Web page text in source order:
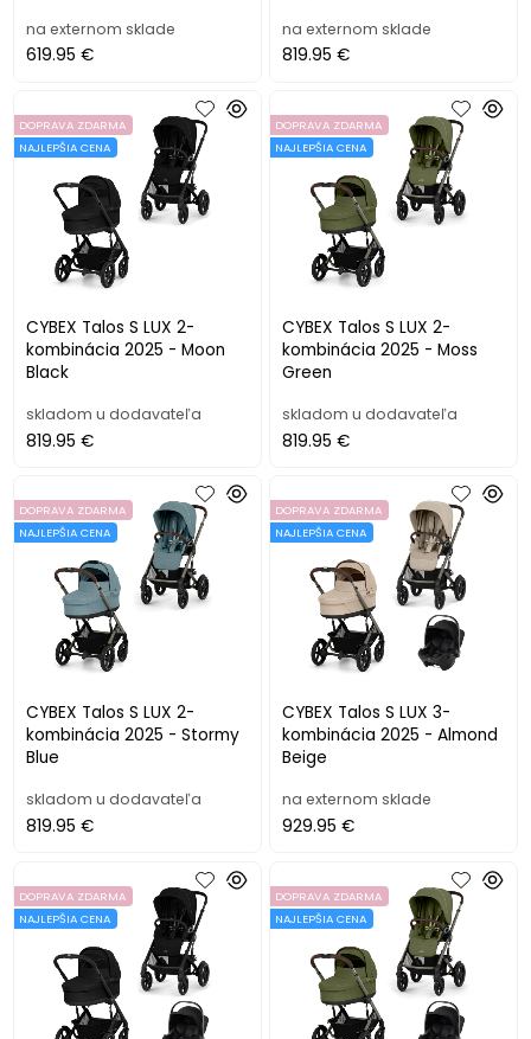
na externom sklade
619.95 €
na externom sklade
819.95 €
CYBEX Talos S LUX 2-
kombinácia 2025 - Moon
Black
DOPRAVA ZDARMA
NAJLEPŠIA CENA
skladom u dodavateľa
819.95 €
CYBEX Talos S LUX 2-
kombinácia 2025 - Moss
Green
DOPRAVA ZDARMA
NAJLEPŠIA CENA
skladom u dodavateľa
819.95 €
CYBEX Talos S LUX 2-
kombinácia 2025 - Stormy
Blue
DOPRAVA ZDARMA
NAJLEPŠIA CENA
skladom u dodavateľa
819.95 €
CYBEX Talos S LUX 3-
kombinácia 2025 - Almond
Beige
DOPRAVA ZDARMA
NAJLEPŠIA CENA
na externom sklade
929.95 €
DOPRAVA ZDARMA
NAJLEPŠIA CENA
DOPRAVA ZDARMA
NAJLEPŠIA CENA